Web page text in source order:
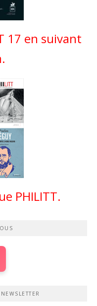
17 en suivant
PHILITT.